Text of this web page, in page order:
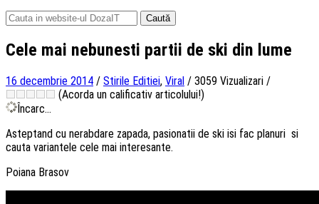
Caută
după:
Cele mai nebunesti partii de ski din lume
16 decembrie 2014 / Stirile Editiei, Viral / 3059 Vizualizari /
(Acorda un calificativ articolului!)
Încarc...
Asteptand cu nerabdare zapada, pasionatii de ski isi fac planuri si
cauta variantele cele mai interesante.
Poiana Brasov